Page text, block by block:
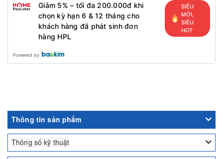
Giảm 5% – tối đa 200.000đ khi
chọn kỳ hạn 6 & 12 tháng cho
khách hàng đã phát sinh đơn
hàng HPL
SIÊU
MỚI,
SIÊU
HOT
Powered by
Thông tin sản phẩm
Thông số kỹ thuật